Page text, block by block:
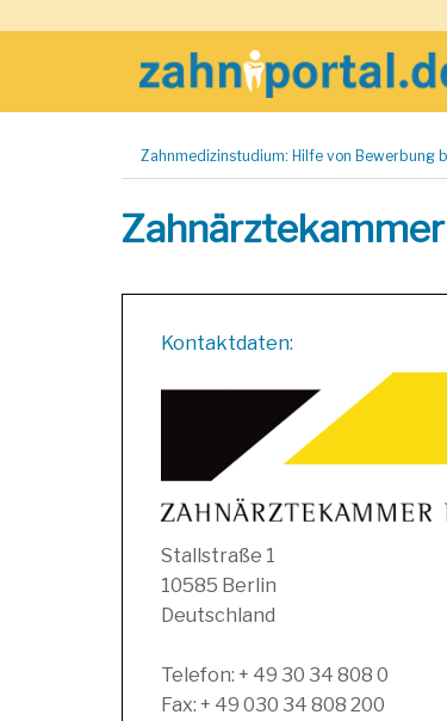
Zahnmedizinstudium: Hilfe von Bewerbung
Kontaktdaten:
Stallstraße 1
10585 Berlin
Deutschland
Telefon: + 49 30 34 808 0
Fax: + 49 030 34 808 200